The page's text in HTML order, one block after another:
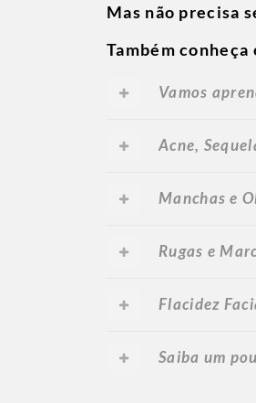
Mas não precisa
Também
Vamos
Acne,
Manchas e
Rugas e
Flacidez
Saiba um